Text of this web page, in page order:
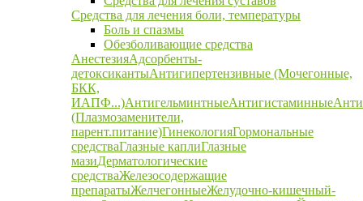
Средства для лечения боли, температуры
Боль и спазмы
Обезболивающие средства
АнестезияАдсорбенты-
детоксикантыАнтигипертензивные (Мочегонные,
БКК,
ИАПФ...)АнтигельминтныеАнтигистаминные
(Плазмозаменители,
парент.питание)ГинекологияГормональные
средстваГлазные каплиГлазные
мазиДерматологические
средстваЖелезосодержащие
препаратыЖелчегонныеЖелудочно-кишечный-